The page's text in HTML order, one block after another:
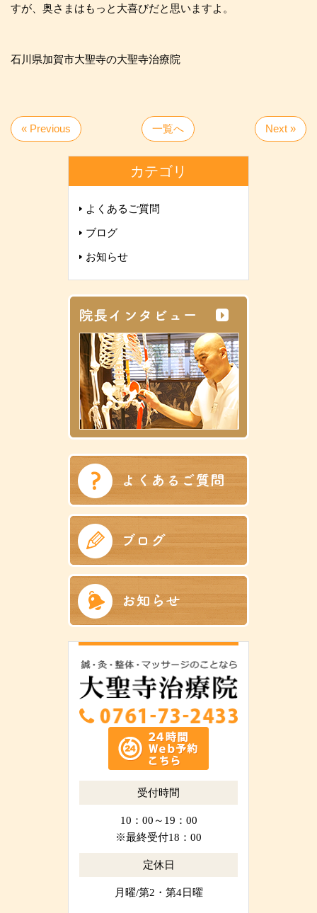
すが、奥さまはもっと大喜びだと思いますよ。
石川県加賀市大聖寺の大聖寺治療院
« Previous 一覧へ Next »
カテゴリ
よくあるご質問
ブログ
お知らせ
受付時間
10：00～19：00
※最終受付18：00
定休日
月曜/第2・第4日曜